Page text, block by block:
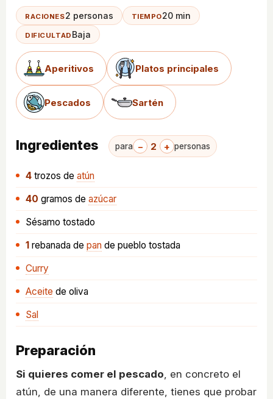
RACIONES2 personas TIEMPO20 min
DIFICULTAD Baja
Aperitivos Platos principales
Pescados Sartén
Ingredientes para − 2 + personas
4 trozos de atún
40 gramos de azúcar
Sésamo tostado
1 rebanada de pan de pueblo tostada
Curry
Aceite de oliva
Sal
Preparación
Si quieres comer el pescado, en concreto el
atún, de una manera diferente, tienes que probar